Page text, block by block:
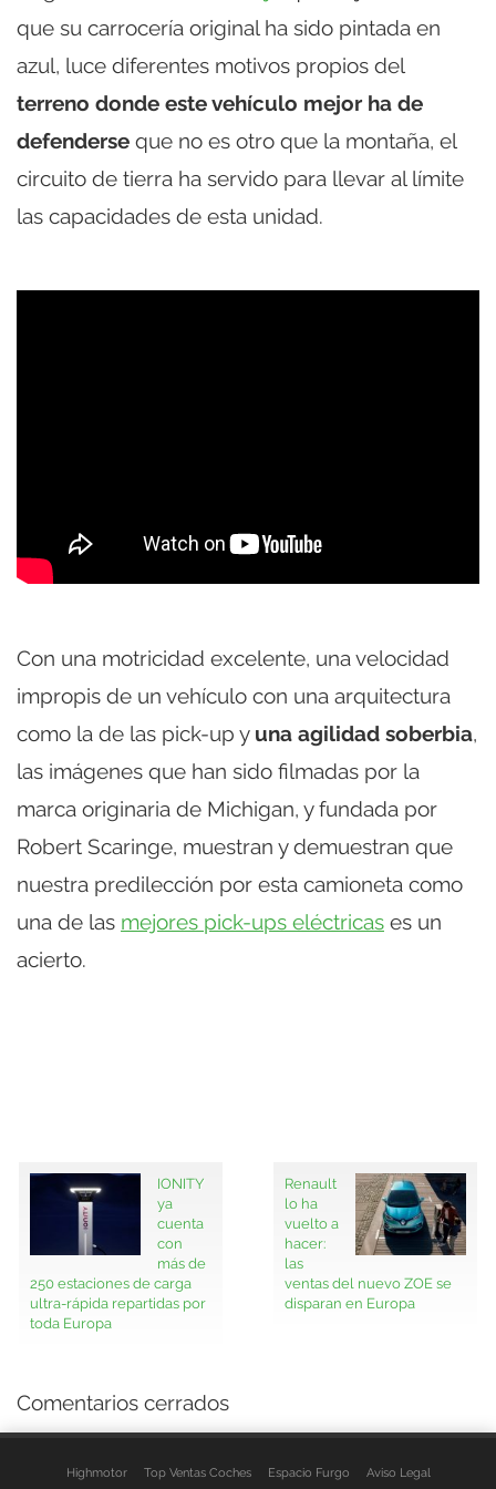
que su carrocería original ha sido pintada en
azul, luce diferentes motivos propios del
terreno donde este vehículo mejor ha de
defenderse que no es otro que la montaña, el
circuito de tierra ha servido para llevar al límite
las capacidades de esta unidad.
Con una motricidad excelente, una velocidad
impropis de un vehículo con una arquitectura
como la de las pick-up y una agilidad soberbia,
las imágenes que han sido filmadas por la
marca originaria de Michigan, y fundada por
Robert Scaringe, muestran y demuestran que
nuestra predilección por esta camioneta como
una de las mejores pick-ups eléctricas es un
acierto.
IONITY
ya
cuenta
con
más de
250 estaciones de carga
ultra-rápida repartidas por
toda Europa
Renault
lo ha
vuelto a
hacer:
las
ventas del nuevo ZOE se
disparan en Europa
Comentarios cerrados
Highmotor Top Ventas Coches Espacio Furgo Aviso Legal